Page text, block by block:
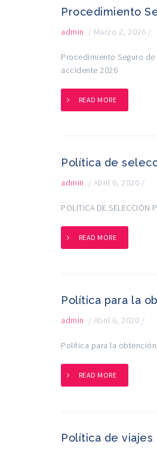
Procedimiento
admin / Marzo 2, 2026 /
Procedimiento Seguro
accidente 2026
READ MORE
Política de
admin / Abril 6, 2020 /
POLITICA DE SELECCIÓN
READ MORE
Política para la
admin / Abril 6, 2020 /
Política para la
READ MORE
Política de viajes